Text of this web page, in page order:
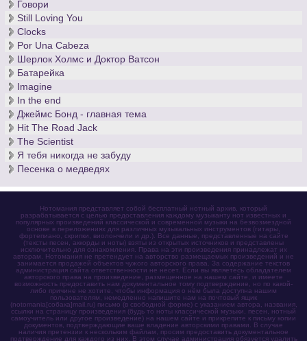
Говори
Still Loving You
Clocks
Por Una Cabeza
Шерлок Холмс и Доктор Ватсон
Батарейка
Imagine
In the end
Джеймс Бонд - главная тема
Hit The Road Jack
The Scientist
Я тебя никогда не забуду
Песенка о медведях
Нотомания представляет собой бесплатный нотный архив, который
разрабатывается с целью предоставления каждому музыканту нот известных и
популярных произведений классической и современной музыки на безвозмездной
основе в переложениях для различных музыкальных инструментов (гитары,
фортепиано, скрипки, виолончели и др.). Все данные, представленные на сайте
(тексты песен, аккорды и ноты) взяты из открытых источников и представлены
исключительно для ознакомления. Права на эти произведения принадлежат их
авторам. Нотомания не претендует на авторство размещаемых произведений и не
занимается продажей объектов чужого авторского права. За содержание текстов
администрация сайта ответственности не несет. Если вы являетесь обладателем
авторского права на произведение, размещенное на нашем сайте, и имеете
возможность предоставить нам документальное тому подтверждение, но по какой-
либо причине не хотите, чтобы информация о нём была доступна нашим
пользователям, немедленно напишите нам на почтовый ящик
(notomania[собака]mail.ru) письмо (в свободной форме) с указанием автора, названия,
ссылки на страницу произведения (будь то ноты классической музыки, песен, нотный
самоучитель или другое произведение) на нашем сайте и прикрепите к письму копии
документов, подтверждающие ваше владение авторскими правами. В случае
наличия претензии к нескольким файлам, просим предоставить документальное
подтверждение для каждого из них. В этом случае администрация обязуется удалить